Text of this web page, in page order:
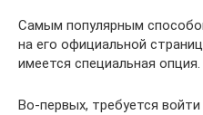
Самым популярным
на его официальной
имеется специальная опция.
Во-первых, требуется